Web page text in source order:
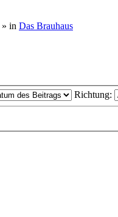
» in Das Brauhaus
Richtung: